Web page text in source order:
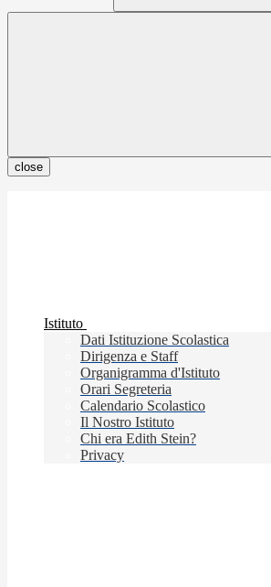
close
Istituto
Dati Istituzione Scolastica
Dirigenza e Staff
Organigramma d'Istituto
Orari Segreteria
Calendario Scolastico
Il Nostro Istituto
Chi era Edith Stein?
Privacy